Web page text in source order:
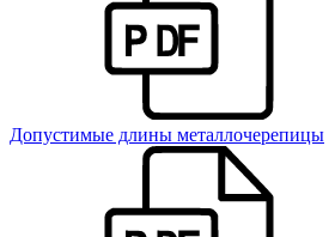
Допустимые длины металлочерепицы